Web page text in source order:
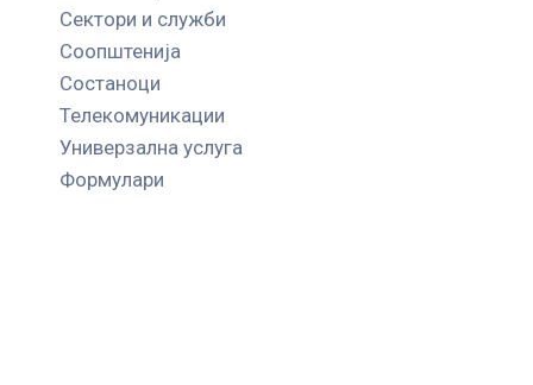
Сектори и служби
Соопштенија
Состаноци
Телекомуникации
Универзална услуга
Формулари